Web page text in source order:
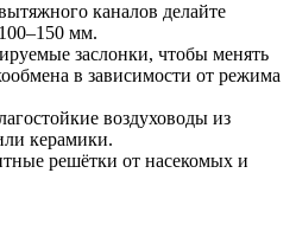
каналов делайте
мм.
заслонки, чтобы менять
в зависимости от режима
воздуховоды из
керамики.
решётки от насекомых и